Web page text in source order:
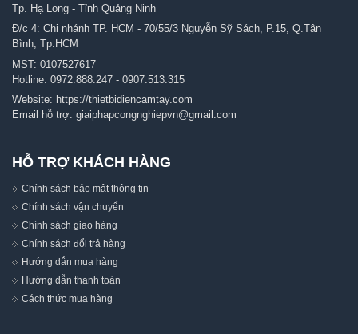
Tp. Hạ Long - Tỉnh Quảng Ninh
Đ/c 4: Chi nhánh TP. HCM - 70/55/3 Nguyễn Sỹ Sách, P.15, Q.Tân
Bình, Tp.HCM
MST: 0107527617
Hotline: 0972.888.247 - 0907.513.315
Website: https://thietbidiencamtay.com
Email hỗ trợ: giaiphapcongnghiepvn@gmail.com
HỖ TRỢ KHÁCH HÀNG
Chính sách bảo mật thông tin
Chính sách vận chuyển
Chính sách giao hàng
Chính sách đổi trả hàng
Hướng dẫn mua hàng
Hướng dẫn thanh toán
Cách thức mua hàng